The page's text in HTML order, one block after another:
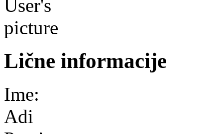
Lične informacije
Ime:
Adi